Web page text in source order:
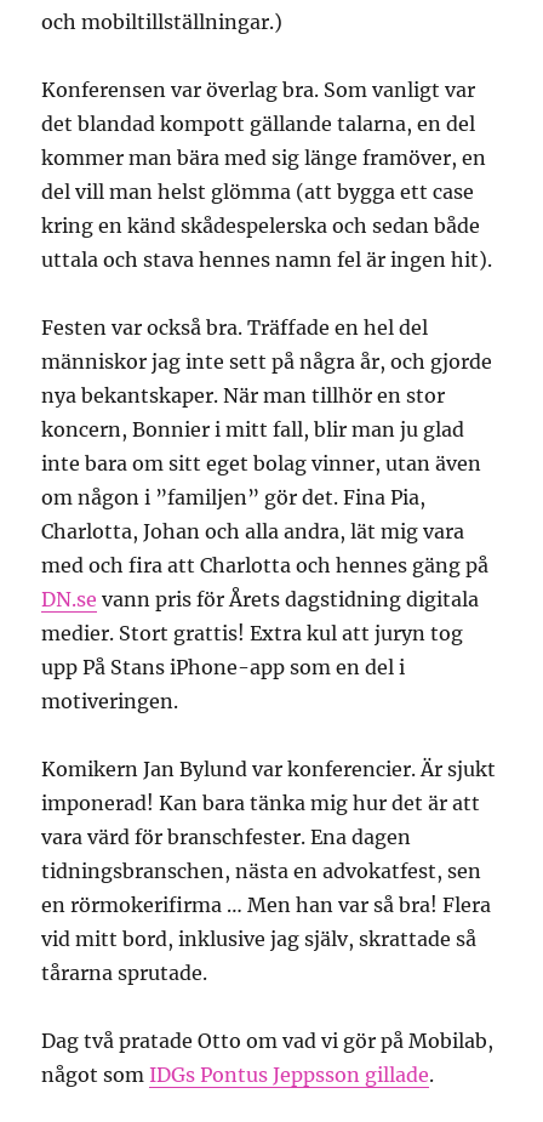
och mobiltillställningar.)
Konferensen var överlag bra. Som vanligt var
det blandad kompott gällande talarna, en del
kommer man bära med sig länge framöver, en
del vill man helst glömma (att bygga ett case
kring en känd skådespelerska och sedan både
uttala och stava hennes namn fel är ingen hit).
Festen var också bra. Träffade en hel del
människor jag inte sett på några år, och gjorde
nya bekantskaper. När man tillhör en stor
koncern, Bonnier i mitt fall, blir man ju glad
inte bara om sitt eget bolag vinner, utan även
om någon i ”familjen” gör det. Fina Pia,
Charlotta, Johan och alla andra, lät mig vara
med och fira att Charlotta och hennes gäng på
DN.se vann pris för Årets dagstidning digitala
medier. Stort grattis! Extra kul att juryn tog
upp På Stans iPhone-app som en del i
motiveringen.
Komikern Jan Bylund var konferencier. Är sjukt
imponerad! Kan bara tänka mig hur det är att
vara värd för branschfester. Ena dagen
tidningsbranschen, nästa en advokatfest, sen
en rörmokerifirma … Men han var så bra! Flera
vid mitt bord, inklusive jag själv, skrattade så
tårarna sprutade.
Dag två pratade Otto om vad vi gör på Mobilab,
något somIDGs Pontus Jeppsson gillade.